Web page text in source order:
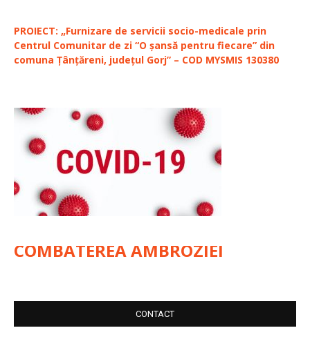
PROIECT: „Furnizare de servicii socio-medicale prin
Centrul Comunitar de zi “O șansă pentru fiecare” din
comuna Țânțăreni, județul Gorj” – COD MYSMIS 130380
COMBATEREA AMBROZIEI
CONTACT